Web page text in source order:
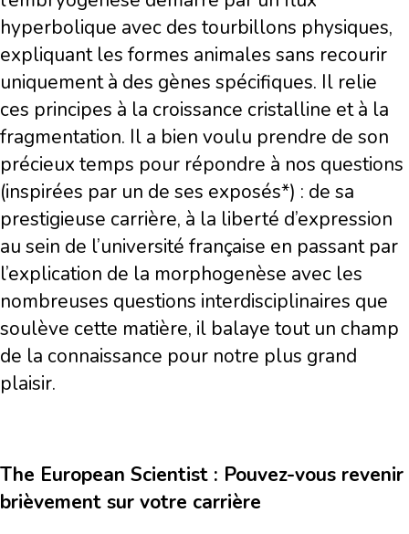
hyperbolique avec des tourbillons physiques,
expliquant les formes animales sans recourir
uniquement à des gènes spécifiques. Il relie
ces principes à la croissance cristalline et à la
fragmentation. Il a bien voulu prendre de son
précieux temps pour répondre à nos questions
(inspirées par un de ses exposés*) : de sa
prestigieuse carrière, à la liberté d’expression
au sein de l’université française en passant par
l’explication de la morphogenèse avec les
nombreuses questions interdisciplinaires que
soulève cette matière, il balaye tout un champ
de la connaissance pour notre plus grand
plaisir.
The European Scientist : Pouvez-vous revenir
brièvement sur votre carrière